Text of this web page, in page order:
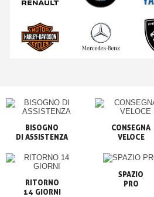
BISOGNO
CONSEGNA
VELOCE
RITORNO
14 GIORNI
SPAZIO
PRO